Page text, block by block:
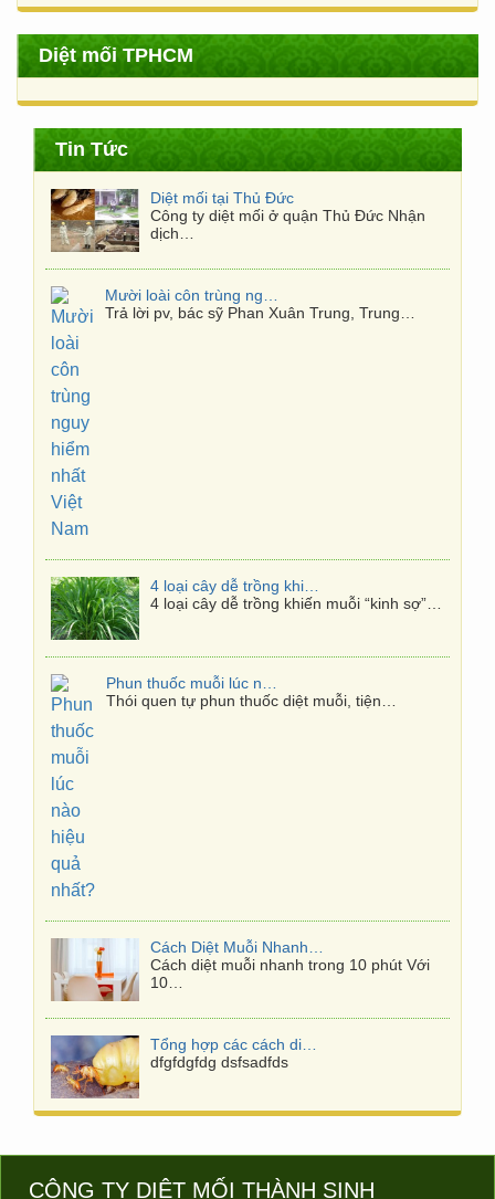
Diệt mối TPHCM
Tin Tức
Diệt mối tại Thủ Đức
Công ty diệt mối ở quận Thủ Đức Nhận
dịch…
Trả lời pv, bác sỹ Phan Xuân Trung, Trung…
4 loại cây dễ trồng khiến muỗi “kinh sợ”…
Thói quen tự phun thuốc diệt muỗi, tiện…
Cách diệt muỗi nhanh trong 10 phút Với
10…
dfgfdgfdg dsfsadfds
Bạn đang lo lắng về mối? Cần tìm giải
pháp…
CÔNG TY DIỆT MỐITHÀNH SINH
Địa chỉ: 62/28 Nguyễn Thông, Phường 9, Quận 3, TP.HCM
Tel: 0933494588 - 0989956429